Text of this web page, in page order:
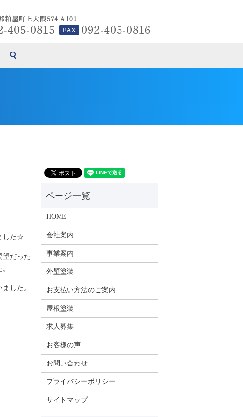
した☆
望だった
した。
HOME
会社案内
事業案内
外壁塗装
お支払い方法のご案内
屋根塗装
求人募集
お客様の声
お問い合わせ
プライバシーポリシー
サイトマップ